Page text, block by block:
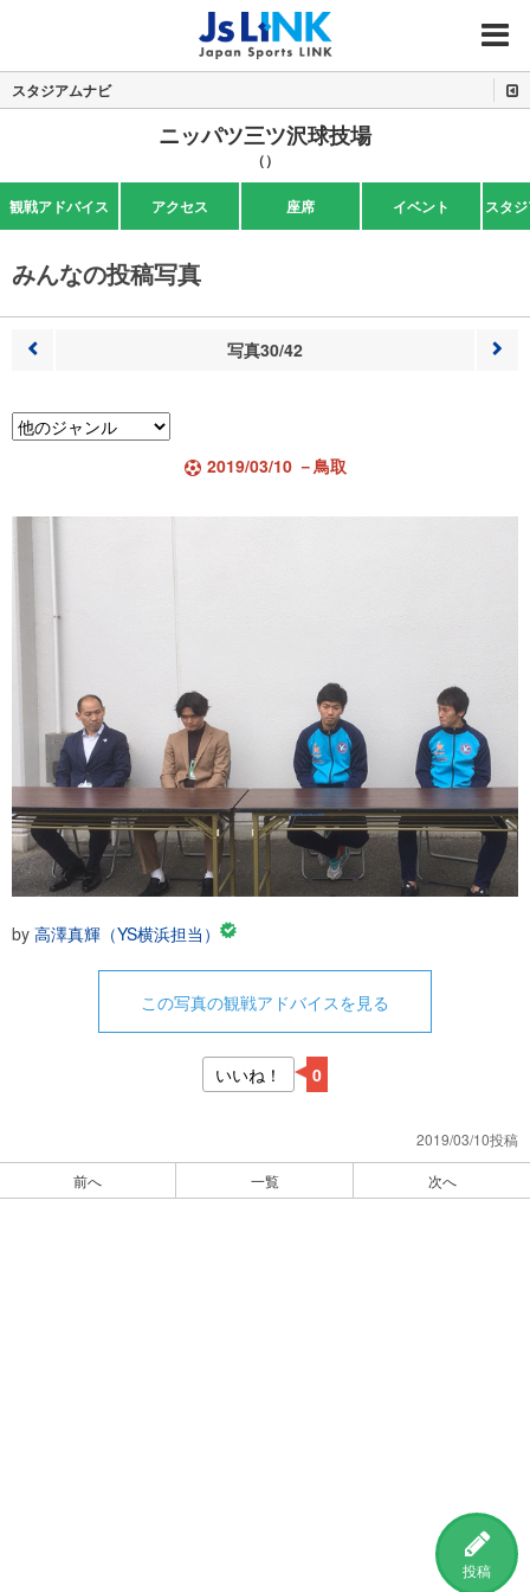
MENU
投稿
スタジアムナビ
ニッパツ三ツ沢球技場
（）
観戦アドバイス アクセス 座席 イベント スタ
みんなの投稿写真
写真30/42
2019/03/10 －鳥取
by 高澤真輝（YS横浜担当）
この写真の観戦アドバイスを見る
いいね！ 0
2019/03/10投稿
前へ 一覧 次へ